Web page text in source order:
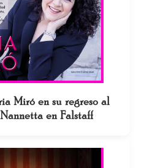
Miró en su regreso al
en Falstaff